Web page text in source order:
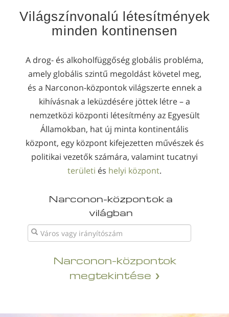
Világszínvonalú létesítmények
minden kontinensen
A drog- és alkoholfüggőség globális probléma,
amely globális szintű megoldást követel meg,
és a Narconon-központok világszerte ennek a
kihívásnak a leküzdésére jöttek létre – a
nemzetközi központi létesítmény az Egyesült
Államokban, hat új minta kontinentális
központ, egy központ kifejezetten művészek és
politikai vezetők számára, valamint tucatnyi
területi és helyi központ.
Narconon-központok a
világban
Narconon-központok
megtekintése